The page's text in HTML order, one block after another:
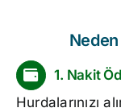
1. Nakit
Hurdalarınızı